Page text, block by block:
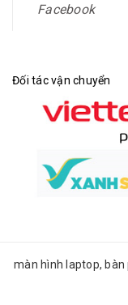
Facebook
Đối tác vận chuyển
màn hình laptop,